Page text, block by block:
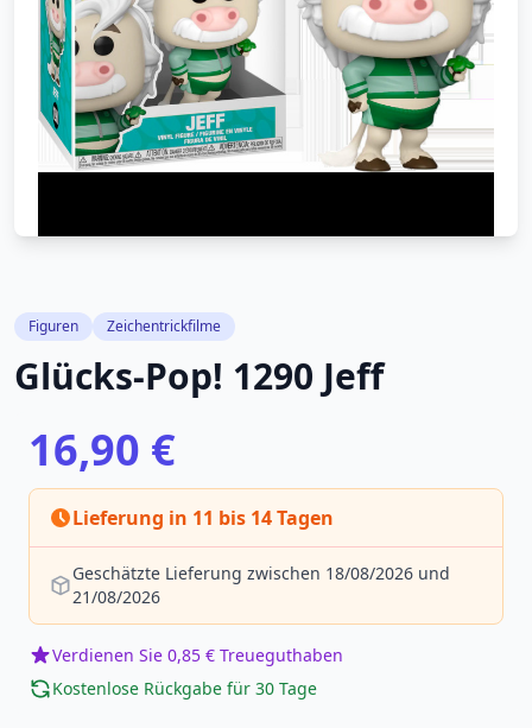
Figuren Zeichentrickfilme
Glücks-Pop! 1290 Jeff
16,90 €
Lieferung in 11 bis 14 Tagen
Geschätzte Lieferung zwischen 18/08/2026 und
21/08/2026
Verdienen Sie 0,85 € Treueguthaben
Kostenlose Rückgabe für 30 Tage